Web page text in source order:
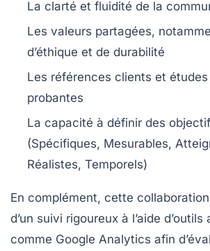
La clarté et fluidité de la
Les valeurs partagées,
d’éthique et de durabilité
Les références clients et
probantes
La capacité à définir des
(Spécifiques, Mesurables,
Réalistes, Temporels)
En complément, cette collaboration
d’un suivi rigoureux à l’aide
comme Google Analytics afin